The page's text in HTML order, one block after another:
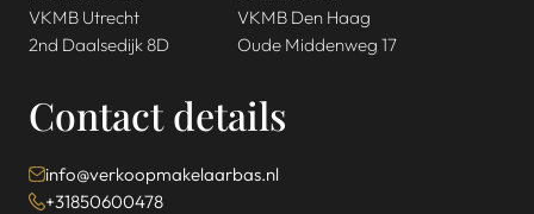
VKMB Utrecht
2nd Daalsedijk 8D
VKMB Den Haag
Oude Middenweg 17
Contact details
info@verkoopmakelaarbas.nl
+31850600478